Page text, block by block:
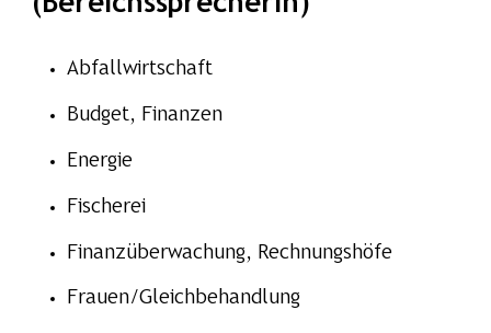
Abfallwirtschaft
Budget, Finanzen
Energie
Fischerei
Finanzüberwachung, Rechnungshöfe
Frauen/Gleichbehandlung